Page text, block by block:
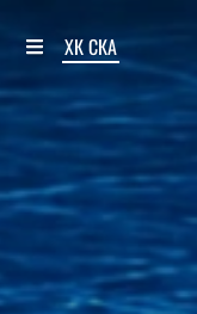
ХК СКА